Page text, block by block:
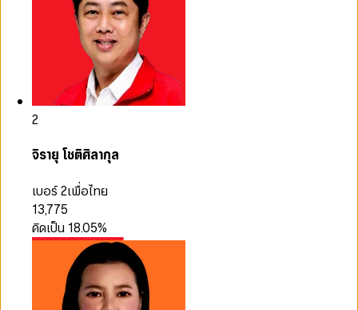
2
จิรายุ โชติศิลากุล
เบอร์ 2เพื่อไทย
13,775
คิดเป็น 18.05%